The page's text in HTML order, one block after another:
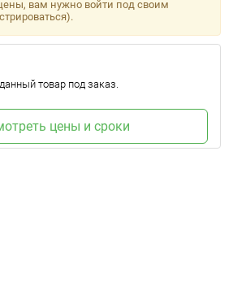
вам нужно войти под своим
товар под заказ.
цены и сроки